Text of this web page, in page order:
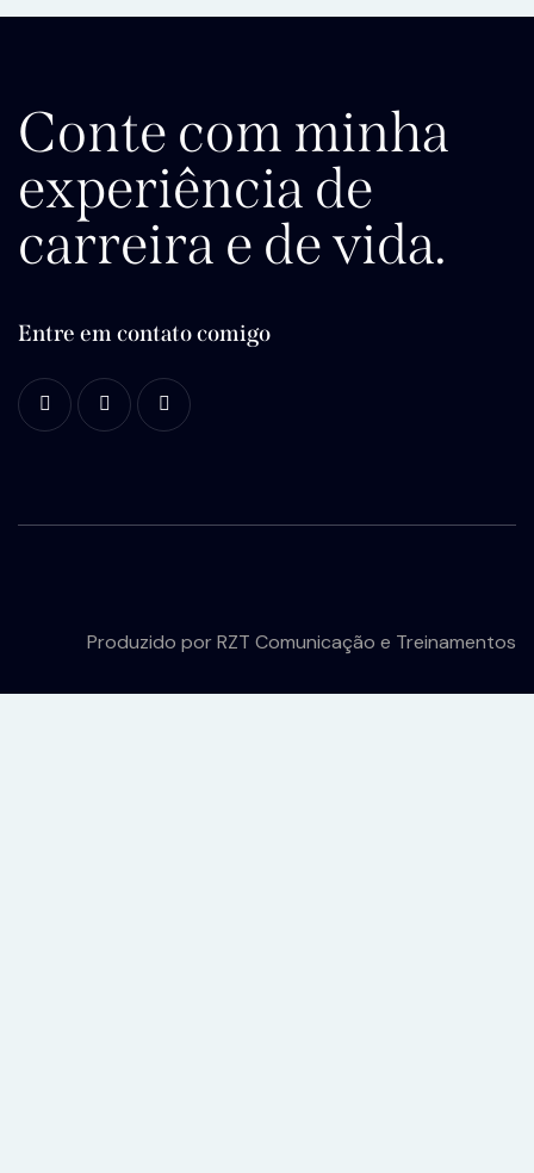
Conte com minha
experiência de
carreira e de vida.
Entre em contato comigo
Produzido porRZT Comunicação e Treinamentos